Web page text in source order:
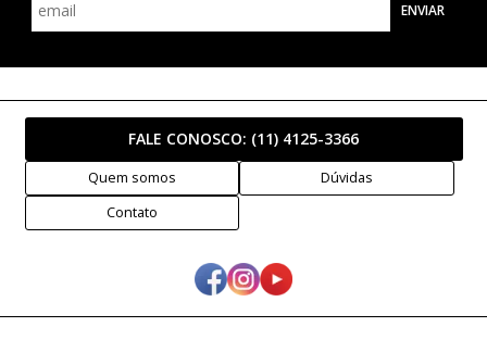
ENVIAR
FALE CONOSCO: (11) 4125-3366
Quem somos
Dúvidas
Contato